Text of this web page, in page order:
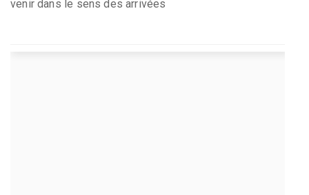
venir dans le sens des arrivées